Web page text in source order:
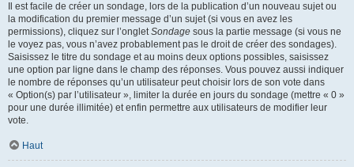
Il est facile de créer un sondage, lors de la publication d’un nouveau sujet ou
la modification du premier message d’un sujet (si vous en avez les
permissions), cliquez sur l’ongletSondage sous la partie message (si vous ne
le voyez pas, vous n’avez probablement pas le droit de créer des sondages).
Saisissez le titre du sondage et au moins deux options possibles, saisissez
une option par ligne dans le champ des réponses. Vous pouvez aussi indiquer
le nombre de réponses qu’un utilisateur peut choisir lors de son vote dans
« Option(s) par l’utilisateur », limiter la durée en jours du sondage (mettre « 0 »
pour une durée illimitée) et enfin permettre aux utilisateurs de modifier leur
vote.
Haut